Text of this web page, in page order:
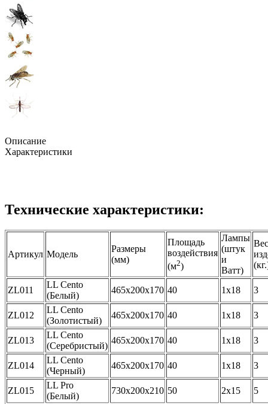
Описание
Характеристики
Технические характеристики:
Артикул Модель
Размеры
(мм)
Площадь
воздействия
(м2)
Лампы
(штук
и
Ватт)
Вес
ZL011
LL Cento
(Белый)
465x200x170 40 1x18 3
ZL012
LL Cento
(Золотистый)
465x200x170 40 1x18 3
ZL013
LL Cento
(Серебристый)
465x200x170 40 1x18 3
ZL014
LL Cento
(Черный)
465x200x170 40 1x18 3
ZL015
LL Pro
(Белый)
730x200x210 50 2x15 5